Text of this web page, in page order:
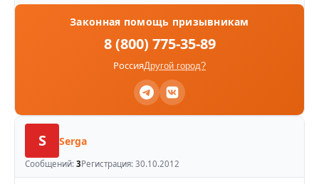
Законная помощь призывникам
8 (800) 775-35-89
РоссияДругой город?
S Serga
Сообщений: 3Регистрация: 30.10.2012